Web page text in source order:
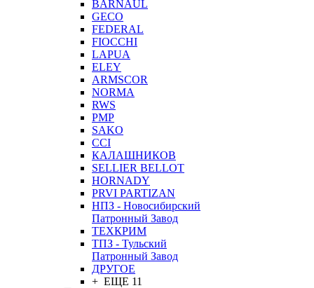
BARNAUL
GEСO
FEDERAL
FIOCCHI
LAPUA
ELEY
ARMSCOR
NORMA
RWS
PMP
SAKO
CCI
КАЛАШНИКОВ
SELLIER BELLOT
HORNADY
PRVI PARTIZAN
НПЗ - Новосибирский
Патронный Завод
ТЕХКРИМ
ТПЗ - Тульский
Патронный Завод
ДРУГОЕ
+ ЕЩЕ 11